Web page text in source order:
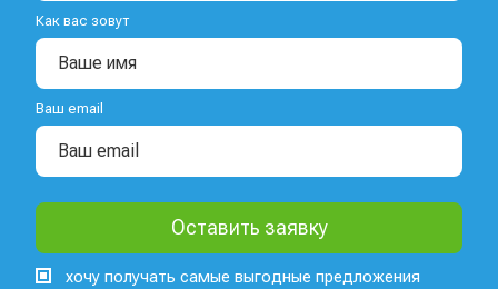
Как вас зовут
Ваш email
хочу получать самые выгодные предложения